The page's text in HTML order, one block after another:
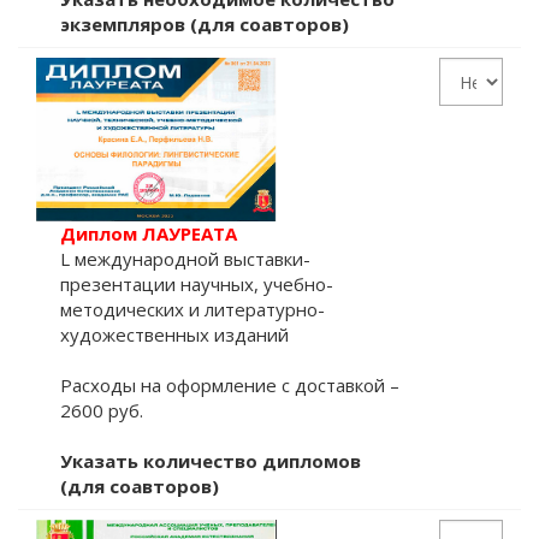
экземпляров (для соавторов)
Диплом ЛАУРЕАТА
L международной выставки-
презентации научных, учебно-
методических и литературно-
художественных изданий
Расходы на оформление с доставкой –
2600 руб.
Указать количество дипломов
(для соавторов)